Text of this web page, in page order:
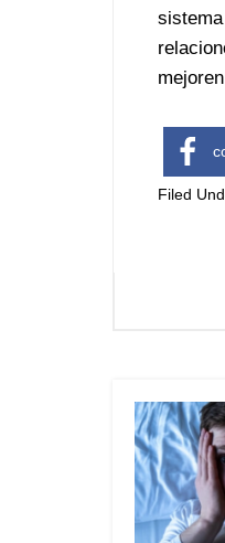
Filed